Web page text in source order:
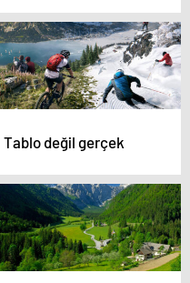
Tablo değil gerçek